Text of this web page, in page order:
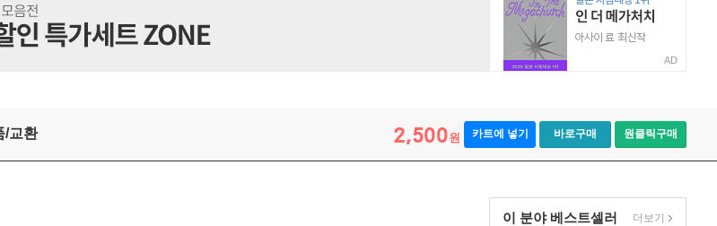
AD
/교환 2,500원 카트에 넣기 바로구매 원클릭구매
이 분야 베스트셀러 더보기